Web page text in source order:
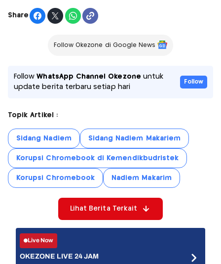
Share
Follow Okezone di Google News
FollowWhatsApp Channel Okezone untuk
update berita terbaru setiap hari
Follow
Topik Artikel :
Sidang Nadiem Sidang Nadiem Makariem
Korupsi Chromebook di Kemendikbudristek
Korupsi Chromebook Nadiem Makarim
Lihat Berita Terkait
Live Now
OKEZONE LIVE 24 JAM